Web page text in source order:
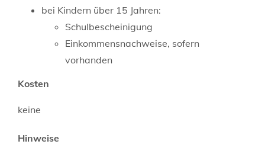
bei Kindern über 15 Jahren:
Schulbescheinigung
Einkommensnachweise, sofern
vorhanden
Kosten
keine
Hinweise